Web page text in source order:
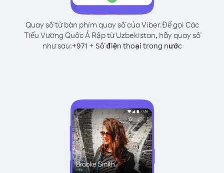
Quay số từ bàn phím quay số của Viber.Để gọi Các
Tiểu Vương Quốc Ả Rập từ Uzbekistan, hãy quay số
như sau:+971+ Số điện thoại trong nước